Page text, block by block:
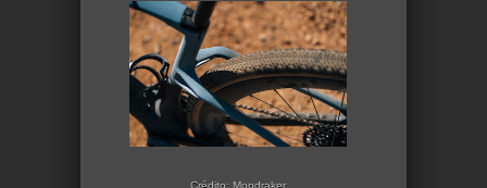
Crédito: Mondraker